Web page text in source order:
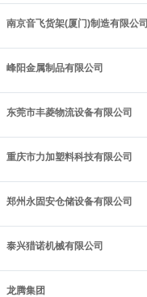
南京音飞货架(厦门)制造有限公司
峰阳金属制品有限公司
东莞市丰菱物流设备有限公司
重庆市力加塑料科技有限公司
郑州永固安仓储设备有限公司
泰兴猎诺机械有限公司
龙腾集团